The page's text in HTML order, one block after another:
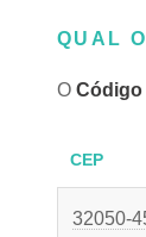
QUAL
O Código
CEP
32050-